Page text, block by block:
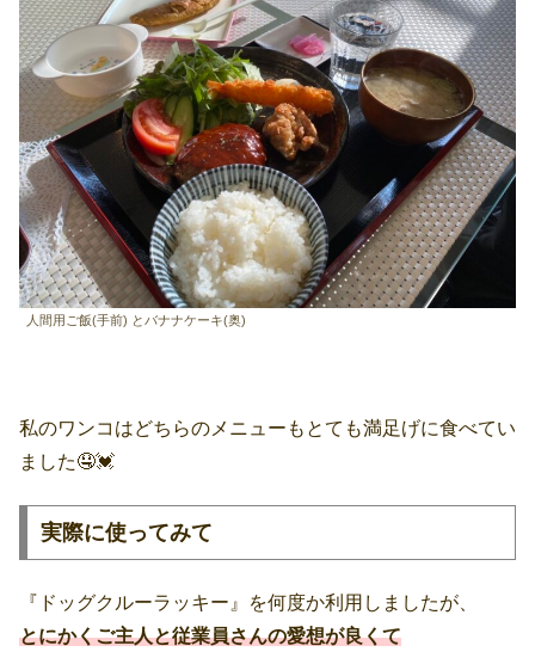
人間用ご飯(手前) とバナナケーキ(奥)
私のワンコはどちらのメニューもとても満足げに食べてい
ました🤤💓
実際に使ってみて
『ドッグクルーラッキー』を何度か利用しましたが、
とにかくご主人と従業員さんの愛想が良くて